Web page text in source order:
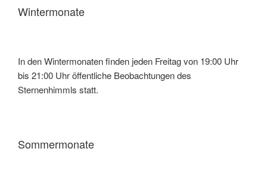
Wintermonate
In den Wintermonaten finden jeden Freitag von 19:00 Uhr
bis 21:00 Uhr öffentliche Beobachtungen des
Sternenhimmls statt.
Sommermonate